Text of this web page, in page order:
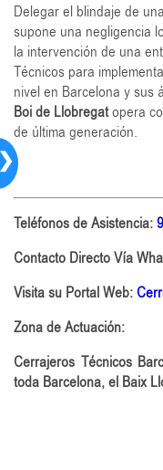
Delegar el blindaje de
supone una negligencia
la intervención de una
Técnicos para
nivel en Barcelona y sus
Boi de Llobregatopera
de última generación.
Teléfonos de Asistencia:
Contacto Directo Vía
Visita su Portal Web:
Zona de Actuación:
Cerrajeros Técnicos
toda Barcelona, el Baix